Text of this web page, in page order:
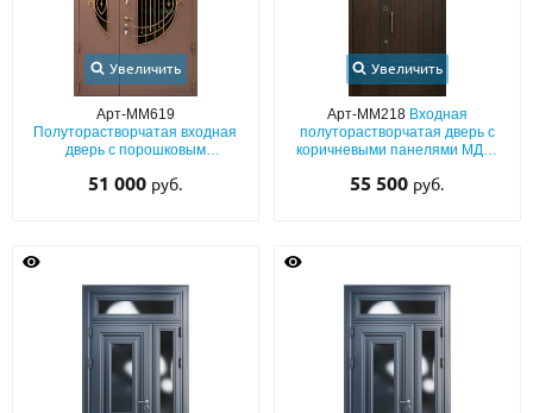
Увеличить
Арт-ММ619
Полуторастворчатая входная
дверь с порошковым
полукруглыми стеклопакетами и
51 000 руб.
Увеличить
Арт-ММ218 Входная
полуторастворчатая дверь с
коричневыми панелями МДФ,
фрамугой
55 500 руб.